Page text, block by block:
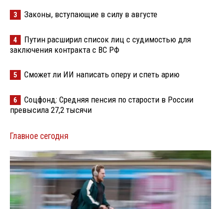
3 Законы, вступающие в силу в августе
4
Путин расширил список лиц с судимостью для
заключения контракта с ВС РФ
5 Сможет ли ИИ написать оперу и спеть арию
6
Соцфонд: Средняя пенсия по старости в России
превысила 27,2 тысячи
Главное сегодня